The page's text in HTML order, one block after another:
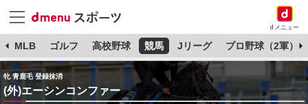
dメニュー
MLB ゴルフ 高校野球 競馬 Jリーグ プロ野球（2軍）
牝 青鹿毛 登録抹消
(外)エーシンコンファー